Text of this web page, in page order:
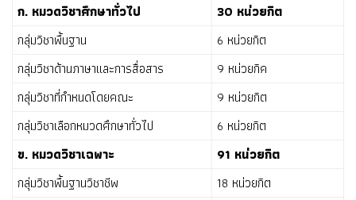
ก. หมวดวิชาศึกษาทั่วไป
30 หน่วยกิต
กลุ่มวิชาพื้นฐาน
6 หน่วยกิต
กลุ่มวิชาด้านภาษาและการสื่อสาร
9 หน่วยกิค
กลุ่มวิชาที่กำหนดโดยคณะ
9 หน่วยกิต
กลุ่มวิชาเลือกหมวดศึกษาทั่วไป
6 หน่วยกิต
ข. หมวดวิชาเฉพาะ
91 หน่วยกิต
กลุ่มวิชาพื้นฐานวิชาชีพ
18 หน่วยกิต